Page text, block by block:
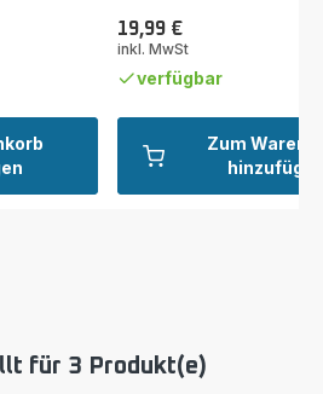
Zum
Preis
19,99 €
inkl. MwSt
verfügbar
für 3 Produkt(e)